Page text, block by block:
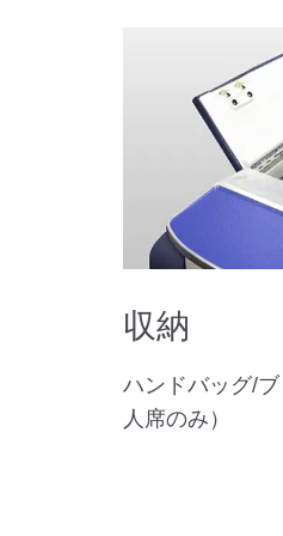
収納
ハンドバッグ/
人席のみ）